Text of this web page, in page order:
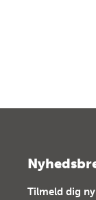
Tilmeld dig